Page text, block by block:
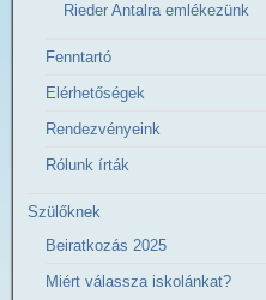
Rieder Antalra emlékezünk
Fenntartó
Elérhetőségek
Rendezvényeink
Rólunk írták
Szülőknek
Beiratkozás 2025
Miért válassza iskolánkat?